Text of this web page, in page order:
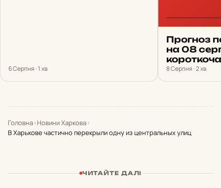
6 Серпня · 1 хв
Прогноз
на 08
8 Серпня · 2 хв
Головна›Новини Харкова›
В Харькове частично перекрыли одну из центральных улиц
ЧИТАЙТЕ ДАЛІ